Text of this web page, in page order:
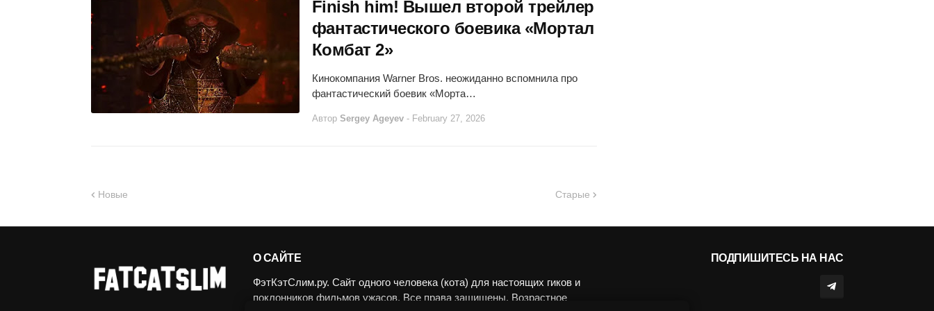
Finish him! Вышел второй трейлер
фантастического боевика «Мортал
Комбат 2»
Кинокомпания Warner Bros. неожиданно вспомнила про
фантастический боевик «Морта…
Автор Sergey Ageyev - February 27, 2026
Новые Старые
О САЙТЕ
ФэтКэтСлим.ру. Сайт одного человека (кота) для настоящих гиков и
поклонников фильмов ужасов. Все права защищены. Возрастное
ПОДПИШИТЕСЬ НА НАС